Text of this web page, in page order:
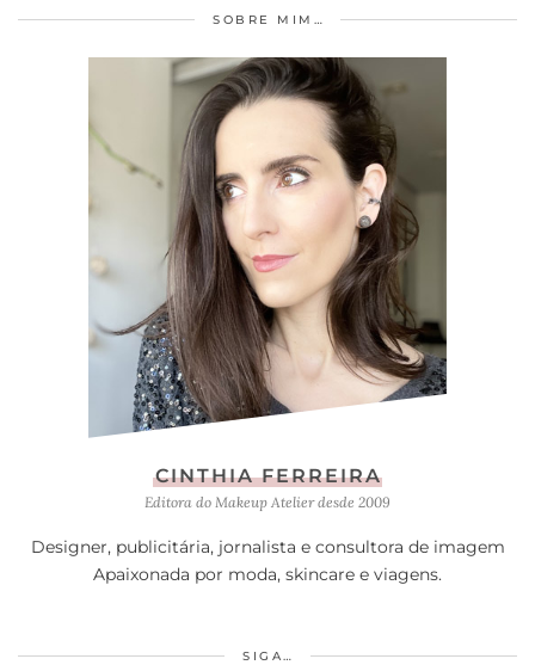
SOBRE MIM…
CINTHIA FERREIRA
Editora do Makeup Atelier desde 2009
Designer, publicitária, jornalista e consultora de imagem
Apaixonada por moda, skincare e viagens.
SIGA…